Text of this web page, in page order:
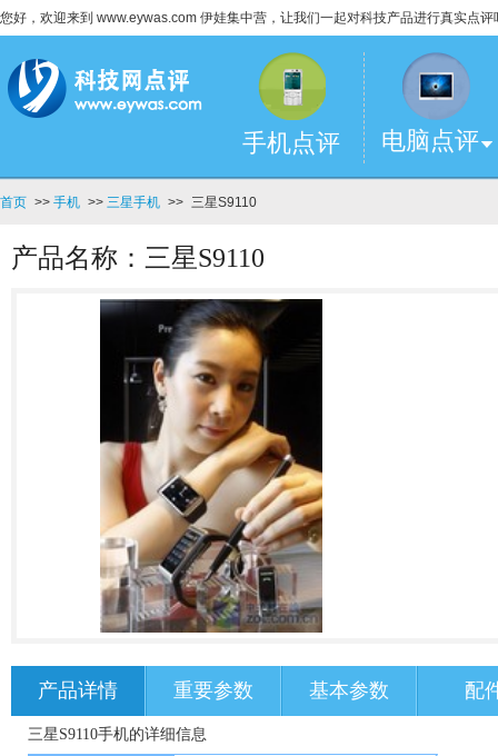
您好，欢迎来到 www.eywas.com 伊娃集中营，让我们一起对科技产品进行真实点评
手机点评 电脑点评
首页 >> 手机 >> 三星手机 >> 三星S9110
产品名称：三星S9110
产品详情 重要参数 基本参数 配
三星S9110手机的详细信息